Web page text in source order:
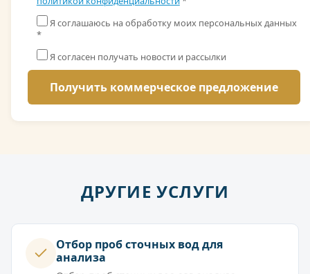
Я соглашаюсь на обработку моих персональных данных
*
Я согласен получать новости и рассылки
ДРУГИЕ УСЛУГИ
Отбор проб сточных вод для
анализа